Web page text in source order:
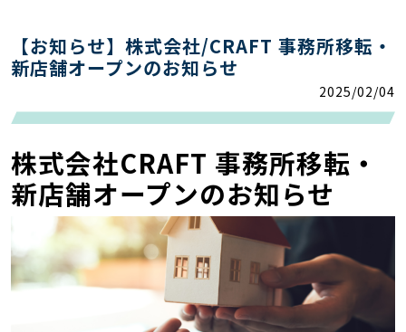
【お知らせ】株式会社/CRAFT 事務所移転・
新店舗オープンのお知らせ
2025/02/04
株式会社CRAFT 事務所移転・
新店舗オープンのお知らせ